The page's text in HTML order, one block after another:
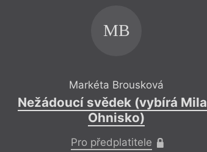
MB
Markéta Brousková
Nežádoucí svědek (vybírá
Ohnisko)
Pro předplatitele